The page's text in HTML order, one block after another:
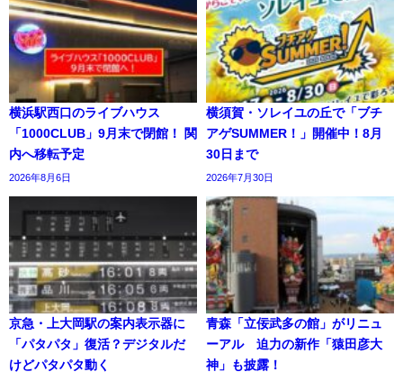
横浜駅西口のライブハウス
「1000CLUB」9月末で閉館！ 関
内へ移転予定
2026年8月6日
横須賀・ソレイユの丘で「ブチ
アゲSUMMER！」開催中！8月
30日まで
2026年7月30日
京急・上大岡駅の案内表示器に
「パタパタ」復活？デジタルだ
けどパタパタ動く
青森「立佞武多の館」がリニュ
ーアル 迫力の新作「猿田彦大
神」も披露！